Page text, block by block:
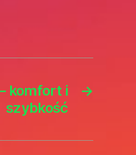
→
komfort i
szybkość